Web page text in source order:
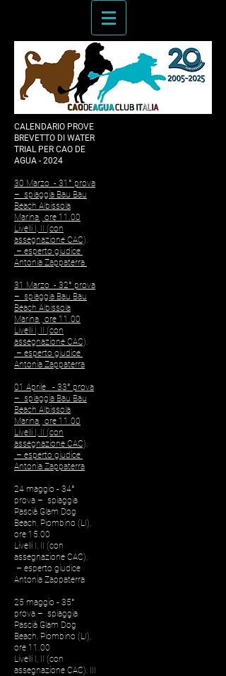
CALENDARIO PROVE
BREVETTO DI WATER
TRIAL PER CAO DE
AGUA - 2024
30 Marzo - 31° prova
– spiaggia Bau Bau
Beach Albissola
Marina , ore 11.00
Livelli I, II (con
assegnazione CAC),
– esperto giudice
Antonia Zappaterra
31 Marzo - 32° prova
– spiaggia Bau Bau
Beach Albissola
Marina , ore 11.00
Livelli I, II (con
assegnazione CAC),
– esperto giudice
Antonia Zappaterra
01 Aprile - 33° prova
– spiaggia Bau Bau
Beach Albissola
Marina , ore 11.00
Livelli I, II (con
assegnazione CAC),
– esperto giudice
Antonia Zappaterra
24 maggio - 34°
prova – spiaggia
Pascià Glam Dog
Beach, Piombino (LI),
ore 15.00
Livelli I, II (con
assegnazione CAC),
– esperto giudice
Antonia Zappaterra
25 maggio - 35°
prova – spiaggia
Pascià Glam Dog
Beach, Piombino (LI),
ore 11.00
Livelli I, II (con
assegnazione CAC), III